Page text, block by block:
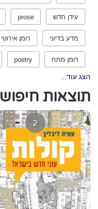
עידן חדש prose
מדע בדיוני רומן אירוטי
רומן מתח poetry
הצג עוד...
תוצאות חיפוש
2